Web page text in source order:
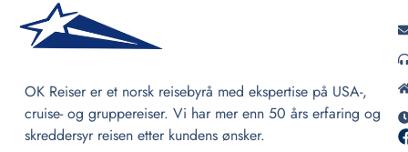
OK Reiser er et norsk reisebyrå med ekspertise på USA-,
cruise- og gruppereiser. Vi har mer enn 50 års erfaring og
skreddersyr reisen etter kundens ønsker.